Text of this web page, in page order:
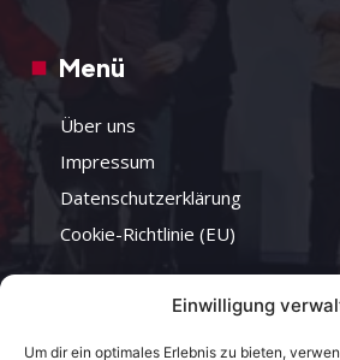
Einwilligung
Um dir ein optimales Erlebnis zu bieten,
Menü
Über uns
Impressum
Datenschutzerklärung
Cookie-Richtlinie (EU)